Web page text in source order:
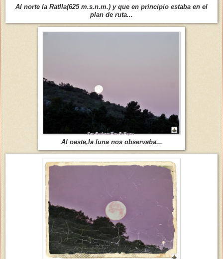
Al norte la Ratlla(625 m.s.n.m.) y que en principio estaba en el
plan de ruta...
Al oeste,la luna nos observaba...